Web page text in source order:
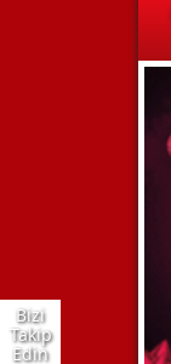
Bizi
Takip
Edin